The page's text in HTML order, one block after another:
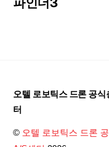
오텔 로보틱스 드론 공
터
© 오텔 로보틱스 드론